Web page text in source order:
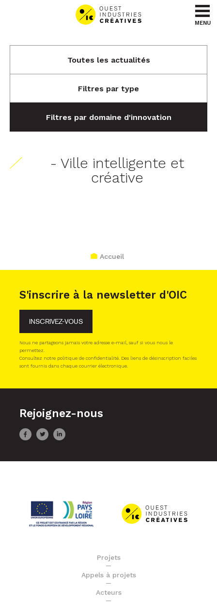
Aller au menu
Aller au contenu
MENU
Toutes les actualités
Filtres par type
Filtres par domaine d'innovation
- Ville intelligente et
créative
Accueil
S'inscrire à la newsletter d'OIC
INSCRIVEZ-VOUS
Nous ne partageons jamais votre adresse e-mail, sauf si vous nous le
permettez.
Consultez notre politique de confidentialité. Des liens de désinscription faciles
sont fournis dans chaque courrier électronique.
Rejoignez-nous
Projets
Appels à projets
Acteurs